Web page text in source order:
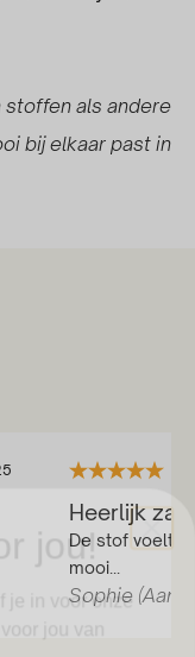
stoffen als andere
bij elkaar past in
Heerlijk
De stof voelt
mooi...
Sophie
jou!
in voor onze
jou van